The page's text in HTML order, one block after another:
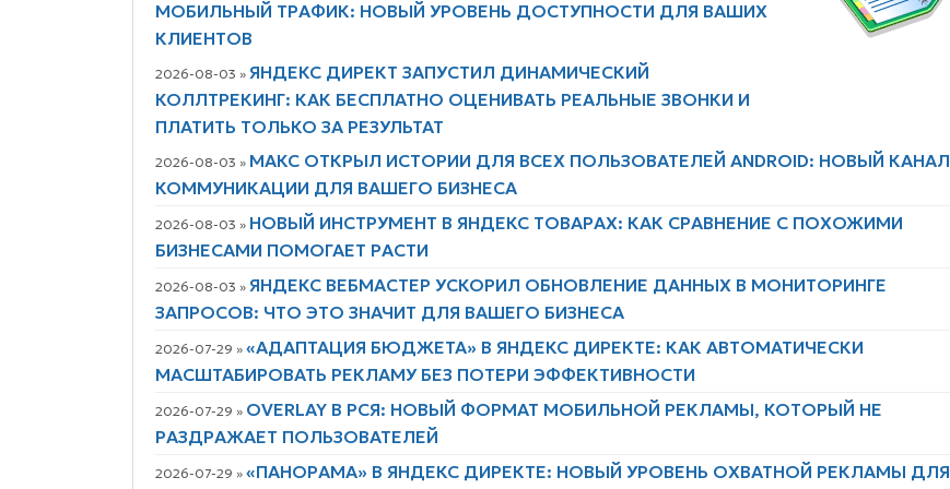
МОБИЛЬНЫЙ ТРАФИК: НОВЫЙ УРОВЕНЬ ДОСТУПНОСТИ ДЛЯ ВАШИХ
КЛИЕНТОВ
2026-08-03 » ЯНДЕКС ДИРЕКТ ЗАПУСТИЛ ДИНАМИЧЕСКИЙ
КОЛЛТРЕКИНГ: КАК БЕСПЛАТНО ОЦЕНИВАТЬ РЕАЛЬНЫЕ ЗВОНКИ И
ПЛАТИТЬ ТОЛЬКО ЗА РЕЗУЛЬТАТ
2026-08-03 » МАКС ОТКРЫЛ ИСТОРИИ ДЛЯ ВСЕХ ПОЛЬЗОВАТЕЛЕЙ ANDROID: НОВЫЙ КАНАЛ
КОММУНИКАЦИИ ДЛЯ ВАШЕГО БИЗНЕСА
2026-08-03 » НОВЫЙ ИНСТРУМЕНТ В ЯНДЕКС ТОВАРАХ: КАК СРАВНЕНИЕ С ПОХОЖИМИ
БИЗНЕСАМИ ПОМОГАЕТ РАСТИ
2026-08-03 » ЯНДЕКС ВЕБМАСТЕР УСКОРИЛ ОБНОВЛЕНИЕ ДАННЫХ В МОНИТОРИНГЕ
ЗАПРОСОВ: ЧТО ЭТО ЗНАЧИТ ДЛЯ ВАШЕГО БИЗНЕСА
2026-07-29 » «АДАПТАЦИЯ БЮДЖЕТА» В ЯНДЕКС ДИРЕКТЕ: КАК АВТОМАТИЧЕСКИ
МАСШТАБИРОВАТЬ РЕКЛАМУ БЕЗ ПОТЕРИ ЭФФЕКТИВНОСТИ
2026-07-29 » OVERLAY В РСЯ: НОВЫЙ ФОРМАТ МОБИЛЬНОЙ РЕКЛАМЫ, КОТОРЫЙ НЕ
РАЗДРАЖАЕТ ПОЛЬЗОВАТЕЛЕЙ
2026-07-29 » «ПАНОРАМА» В ЯНДЕКС ДИРЕКТЕ: НОВЫЙ УРОВЕНЬ ОХВАТНОЙ РЕКЛАМЫ ДЛЯ